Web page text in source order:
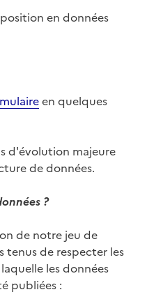
en données
en quelques
d'évolution majeure
de données.
?
de notre jeu de
tenus de respecter les
les données
publiées :